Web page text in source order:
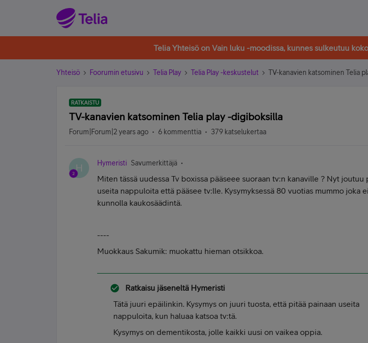
Telia Yhteisö on Vain luku -moodissa, kunnes sulkeutuu
Yhteisö Foorumin etusivu Telia Play Telia Play -keskustelut TV-kanavien katsominen Telia
RATKAISTU
TV-kanavien katsominen Telia play -digiboksilla
Forum|Forum|2 years ago 6 kommenttia 379 katselukertaa
H Hymeristi Savumerkittäjä
Miten tässä uudessa Tv boxissa pääseee suoraan tv:n kanaville ? Nyt joutuu
useita nappuloita että pääsee tv:lle. Kysymyksessä 80 vuotias mummo joka
kunnolla kaukosäädintä.
----
Muokkaus Sakumik: muokattu hieman otsikkoa.
Ratkaisu jäseneltä Hymeristi
Tätä juuri epäilinkin. Kysymys on juuri tuosta, että pitää painaan useita
nappuloita, kun haluaa katsoa tv:tä.
Kysymys on dementikosta, jolle kaikki uusi on vaikea oppia.